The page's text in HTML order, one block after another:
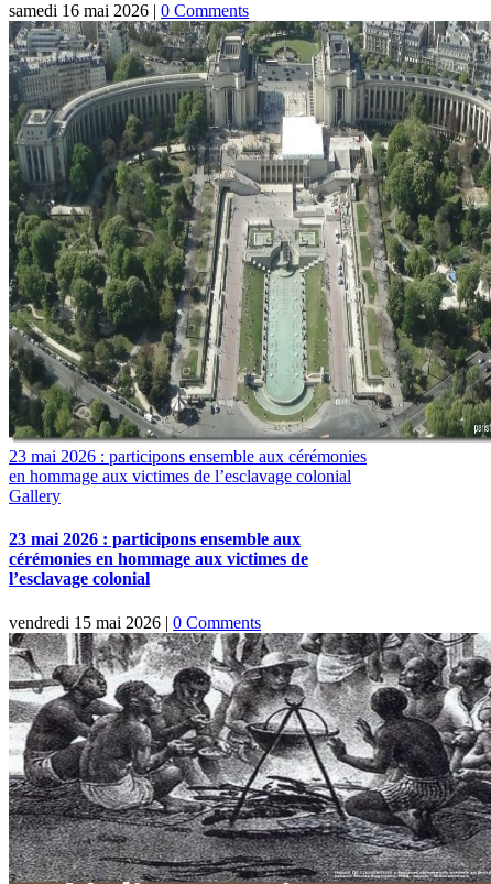
samedi 16 mai 2026 | 0 Comments
23 mai 2026 : participons ensemble aux cérémonies
en hommage aux victimes de l’esclavage colonial
Gallery
23 mai 2026 : participons ensemble aux
cérémonies en hommage aux victimes de
l’esclavage colonial
vendredi 15 mai 2026 | 0 Comments